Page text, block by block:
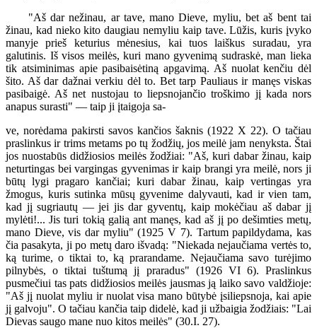
"Aš dar nežinau, ar tave, mano Dieve, myliu, bet aš bent tai
žinau, kad nieko kito daugiau nemyliu kaip tave. Lūžis, kuris įvyko
manyje prieš keturius mėnesius, kai tuos laiškus suradau, yra
galutinis. Iš visos meilės, kuri mano gyvenimą sudraskė, man lieka
tik atsiminimas apie pasibaisėtiną apgavimą. Aš nuolat kenčiu dėl
šito. Aš dar dažnai verkiu dėl to. Bet tarp Pauliaus ir manęs viskas
pasibaigė. Aš net nustojau to liepsnojančio troškimo jį kada nors
anapus surasti" — taip ji įtaigoja sa-
ve, norėdama pakirsti savos kančios šaknis (1922 X 22). O tačiau
praslinkus ir trims metams po tų žodžių, jos meilė jam nenyksta. Štai
jos nuostabūs didžiosios meilės žodžiai: "Aš, kuri dabar žinau, kaip
neturtingas bei vargingas gyvenimas ir kaip brangi yra meilė, nors ji
būtų lygi pragaro kančiai; kuri dabar žinau, kaip vertingas yra
žmogus, kuris sutinka mūsų gyvenime dalyvauti, kad ir vien tam,
kad jį sugriautų — jei jis dar gyventų, kaip mokėčiau aš dabar jį
mylėti!... Jis turi tokią galią ant manęs, kad aš jį po dešimties metų,
mano Dieve, vis dar myliu" (1925 V 7). Tartum papildydama, kas
čia pasakyta, ji po metų daro išvadą: "Niekada nejaučiama vertės to,
ką turime, o tiktai to, ką prarandame. Nejaučiama savo turėjimo
pilnybės, o tiktai tuštumą jį praradus" (1926 VI 6). Praslinkus
pusmečiui tas pats didžiosios meilės jausmas ją laiko savo valdžioje:
"Aš jį nuolat myliu ir nuolat visa mano būtybė įsiliepsnoja, kai apie
jį galvoju". O tačiau kančia taip didelė, kad ji užbaigia žodžiais: "Lai
Dievas saugo mane nuo kitos meilės" (30.I. 27).